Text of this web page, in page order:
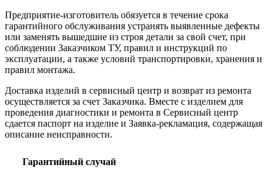
Предприятие-изготовитель обязуется в течение срока
гарантийного обслуживания устранять выявленные дефекты
или заменять вышедшие из строя детали за свой счет, при
соблюдении Заказчиком ТУ, правил и инструкций по
эксплуатации, а также условий транспортировки, хранения и
правил монтажа.
Доставка изделий в сервисный центр и возврат из ремонта
осуществляется за счет Заказчика. Вместе с изделием для
проведения диагностики и ремонта в Сервисный центр
сдается паспорт на изделие и Заявка-рекламация, содержащая
описание неисправности.
Гарантийный случай